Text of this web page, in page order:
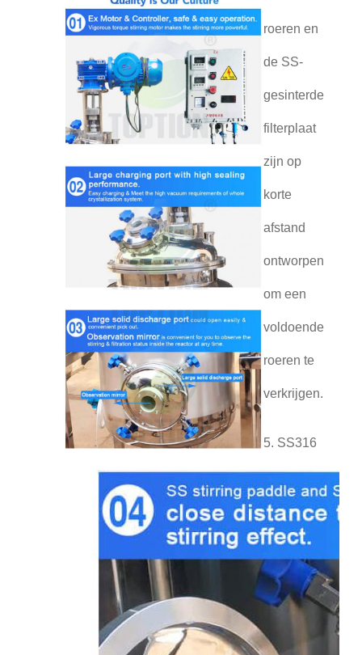
roeren en
de SS-
gesinterde
filterplaat
zijn op
korte
afstand
ontworpen
om een
voldoende
roeren te
verkrijgen.
5. SS316